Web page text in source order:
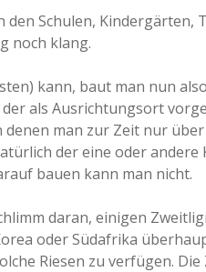
den Schulen,
noch klang.
kann, baut man nun
als Ausrichtungsort
man zur Zeit nur
der eine oder andere
bauen kann man nicht.
daran, einigen
oder Südafrika
Riesen zu verfügen.